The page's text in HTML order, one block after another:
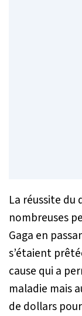
La réussite du
nombreuses
Gaga en
s’étaient
cause qui a
maladie mais
de dollars